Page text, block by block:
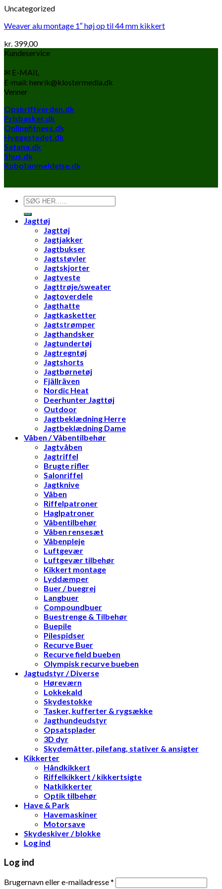
Uncategorized
Weaver alu montage 1″ høj op til 44 mm kikkert
kr. 399,00
Kundeservice
✉ E-MAIL
E-mail: henrik@klostermedia.dk
Venner
Opskriftverden.dk
Prisbasker.dk
Onlinefitness.dk
Hyggestedet.dk
Satana.dk
Shus.dk
Robotanmeldelse.dk
Søg
efter:
Jagttøj
Jagttøj
Jagtjakker
Jagtbukser
Jagtstøvler
Jagtskjorter
Jagtveste
Jagttrøje/sweater
Jagtoverdele
Jagthatte
Jagtkasketter
Jagtstrømper
Jagthandsker
Jagtundertøj
Jagtregntøj
Jagtshorts
Jagtbørnetøj
Fjällräven
Nordic Heat
Deerhunter Jagttøj
Outdoor
Jagtbeklædning Herre
Jagtbeklædning Dame
Våben / Våbentilbehør
Jagtvåben
Jagtriffel
Brugte rifler
Salonriffel
Jagtknive
Våben
Riffelpatroner
Haglpatroner
Våbentilbehør
Våben rensesæt
Våbenpleje
Luftgevær
Luftgevær tilbehør
Kikkert montage
Lyddæmper
Buer / buegrej
Langbuer
Compoundbuer
Buestrenge & Tilbehør
Buepile
Pilespidser
Recurve Buer
Recurve field bueben
Olympisk recurve bueben
Jagtudstyr / Diverse
Høreværn
Lokkekald
Skydestokke
Tasker, kufferter & rygsække
Jagthundeudstyr
Opsatsplader
3D dyr
Skydemåtter, pilefang, stativer & ansigter
Kikkerter
Håndkikkert
Riffelkikkert / kikkertsigte
Natkikkerter
Optik tilbehør
Have & Park
Havemaskiner
Motorsave
Skydeskiver / blokke
Log ind
Log ind
Brugernavn eller e-mailadresse*